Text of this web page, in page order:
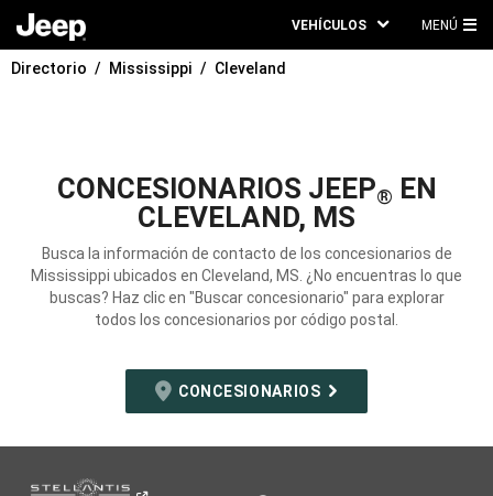
VEHÍCULOS MENÚ
Directorio Mississippi Cleveland
CONCESIONARIOS JEEP® EN
CLEVELAND, MS
Busca la información de contacto de los concesionarios de
Mississippi ubicados en Cleveland, MS. ¿No encuentras lo que
buscas? Haz clic en "Buscar concesionario" para explorar
todos los concesionarios por código postal.
CONCESIONARIOS